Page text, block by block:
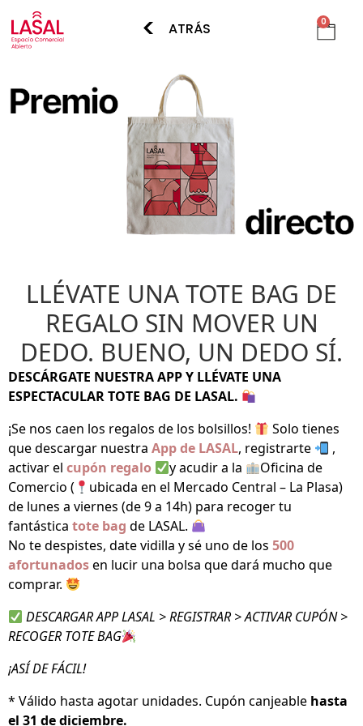
< ATRÁS 0
LLÉVATE UNA TOTE BAG DE
REGALO SIN MOVER UN
DEDO. BUENO, UN DEDO SÍ.
DESCÁRGATE NUESTRA APP Y LLÉVATE UNA
ESPECTACULAR TOTE BAG DE LASAL.
¡Se nos caen los regalos de los bolsillos!
Solo tienes
que descargar nuestra App de LASAL, registrarte
,
activar el cupón regalo y acudir a la
Oficina de
Comercio (
ubicada en el Mercado Central – La Plasa)
de lunes a viernes (de 9 a 14h) para recoger tu
fantástica tote bag de LASAL.
No te despistes, date vidilla y sé uno de los 500
afortunadosen lucir una bolsa que dará mucho que
comprar.
DESCARGAR APP LASAL > REGISTRAR > ACTIVAR CUPÓN >
RECOGER TOTE BAG
¡ASÍ DE FÁCIL!
* Válido hasta agotar unidades. Cupón canjeable hasta
el 31 de diciembre.